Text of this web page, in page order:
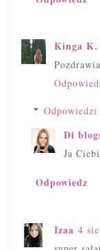
Kinga K.
Odpowiedzi
Di
Ja
Odpowiedz
Izaa 4